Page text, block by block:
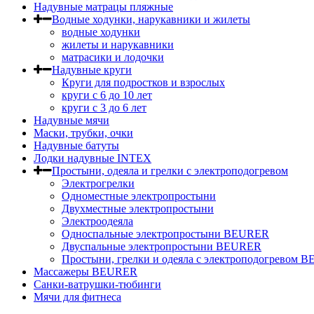
Надувные матрацы пляжные
Водные ходунки, нарукавники и жилеты
водные ходунки
жилеты и нарукавники
матрасики и лодочки
Надувные круги
Круги для подростков и взрослых
круги с 6 до 10 лет
круги c 3 до 6 лет
Надувные мячи
Маски, трубки, очки
Надувные батуты
Лодки надувные INTEX
Простыни, одеяла и грелки с электроподогревом
Электрогрелки
Одноместные электропростыни
Двухместные электропростыни
Электроодеяла
Односпальные электропростыни BEURER
Двуспальные электропростыни BEURER
Простыни, грелки и одеяла с электроподогревом
Массажеры BEURER
Санки-ватрушки-тюбинги
Мячи для фитнеса